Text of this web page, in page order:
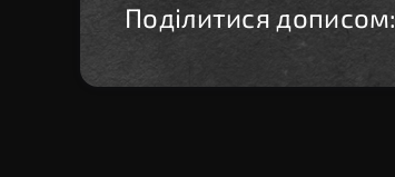
Поділитися дописом: